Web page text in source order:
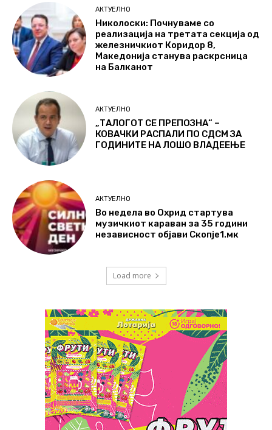
АКТУЕЛНО
Николоски: Почнуваме со
реализација на третата секција од
железничкиот Коридор 8,
Македонија станува раскрсница
на Балканот
АКТУЕЛНО
„ТАЛОГОТ СЕ ПРЕПОЗНА“ –
КОВАЧКИ РАСПАЛИ ПО СДСМ ЗА
ГОДИНИТЕ НА ЛОШО ВЛАДЕЕЊЕ
АКТУЕЛНО
Во недела во Охрид стартува
музичкиот караван за 35 години
независност објави Скопје1.мк
Load more